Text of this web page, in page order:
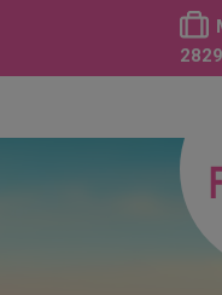
2829